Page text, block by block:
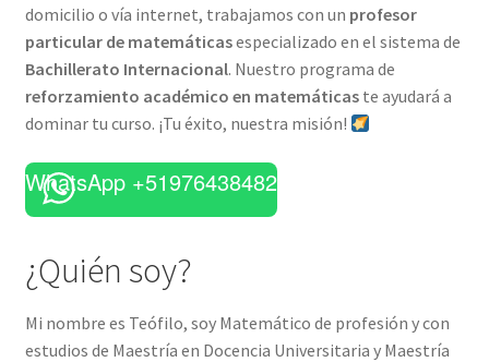
domicilio o vía internet, trabajamos con un profesor
particular de matemáticasespecializado en el sistema de
Bachillerato Internacional. Nuestro programa de
reforzamiento académico en matemáticaste ayudará a
dominar tu curso. ¡Tu éxito, nuestra misión!
WhatsApp +51976438482
¿Quién soy?
Mi nombre es Teófilo, soy Matemático de profesión y con
estudios de Maestría en Docencia Universitaria y Maestría